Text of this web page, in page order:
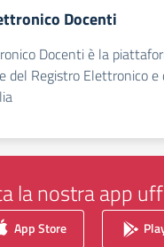
Docenti
Docenti è la
del Registro Elettronico e
la nostra app
App Store